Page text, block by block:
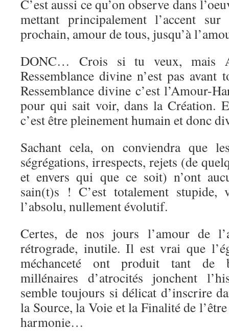
C’est aussi ce qu’on observe dans
mettant principalement l’accent
prochain, amour de tous, jusqu’à
DONC… Crois si tu veux, mais
Ressemblance divine n’est pas
Ressemblance divine c’est l’Amour-
pour qui sait voir, dans la Création.
c’est être pleinement humain et donc
Sachant cela, on conviendra que
ségrégations, irrespects, rejets (de
et envers qui que ce soit) n’ont
sain(t)s ! C’est totalement
l’absolu, nullement évolutif.
Certes, de nos jours l’amour de
rétrograde, inutile. Il est vrai que
méchanceté ont produit tant de
millénaires d’atrocités jonchent
semble toujours si délicat d’inscrire
la Source, la Voie et la Finalité de
harmonie…